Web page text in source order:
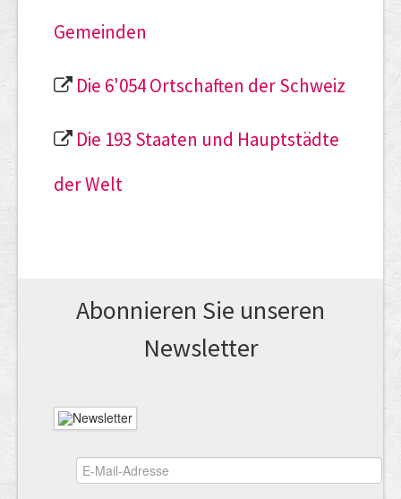
Gemeinden
Die 6'054 Ortschaften der Schweiz
Die 193 Staaten und Hauptstädte
der Welt
Abonnieren Sie unseren
News­letter